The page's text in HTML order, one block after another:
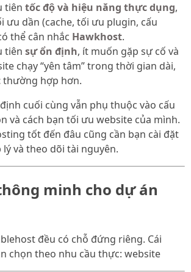
tiên tốc độ và hiệu năng thực dụng,
ưu dần (cache, tối ưu plugin, cấu
thể cân nhắc Hawkhost.
tiên sự ổn định, ít muốn gặp sự cố và
chạy “yên tâm” trong thời gian dài,
thường hợp hơn.
cuối cùng vẫn phụ thuộc vào cấu
và cách bạn tối ưu website của mình.
tốt đến đâu cũng cần bạn cài đặt
và theo dõi tài nguyên.
minh cho dự án
đều có chỗ đứng riêng. Cái
chọn theo nhu cầu thực: website